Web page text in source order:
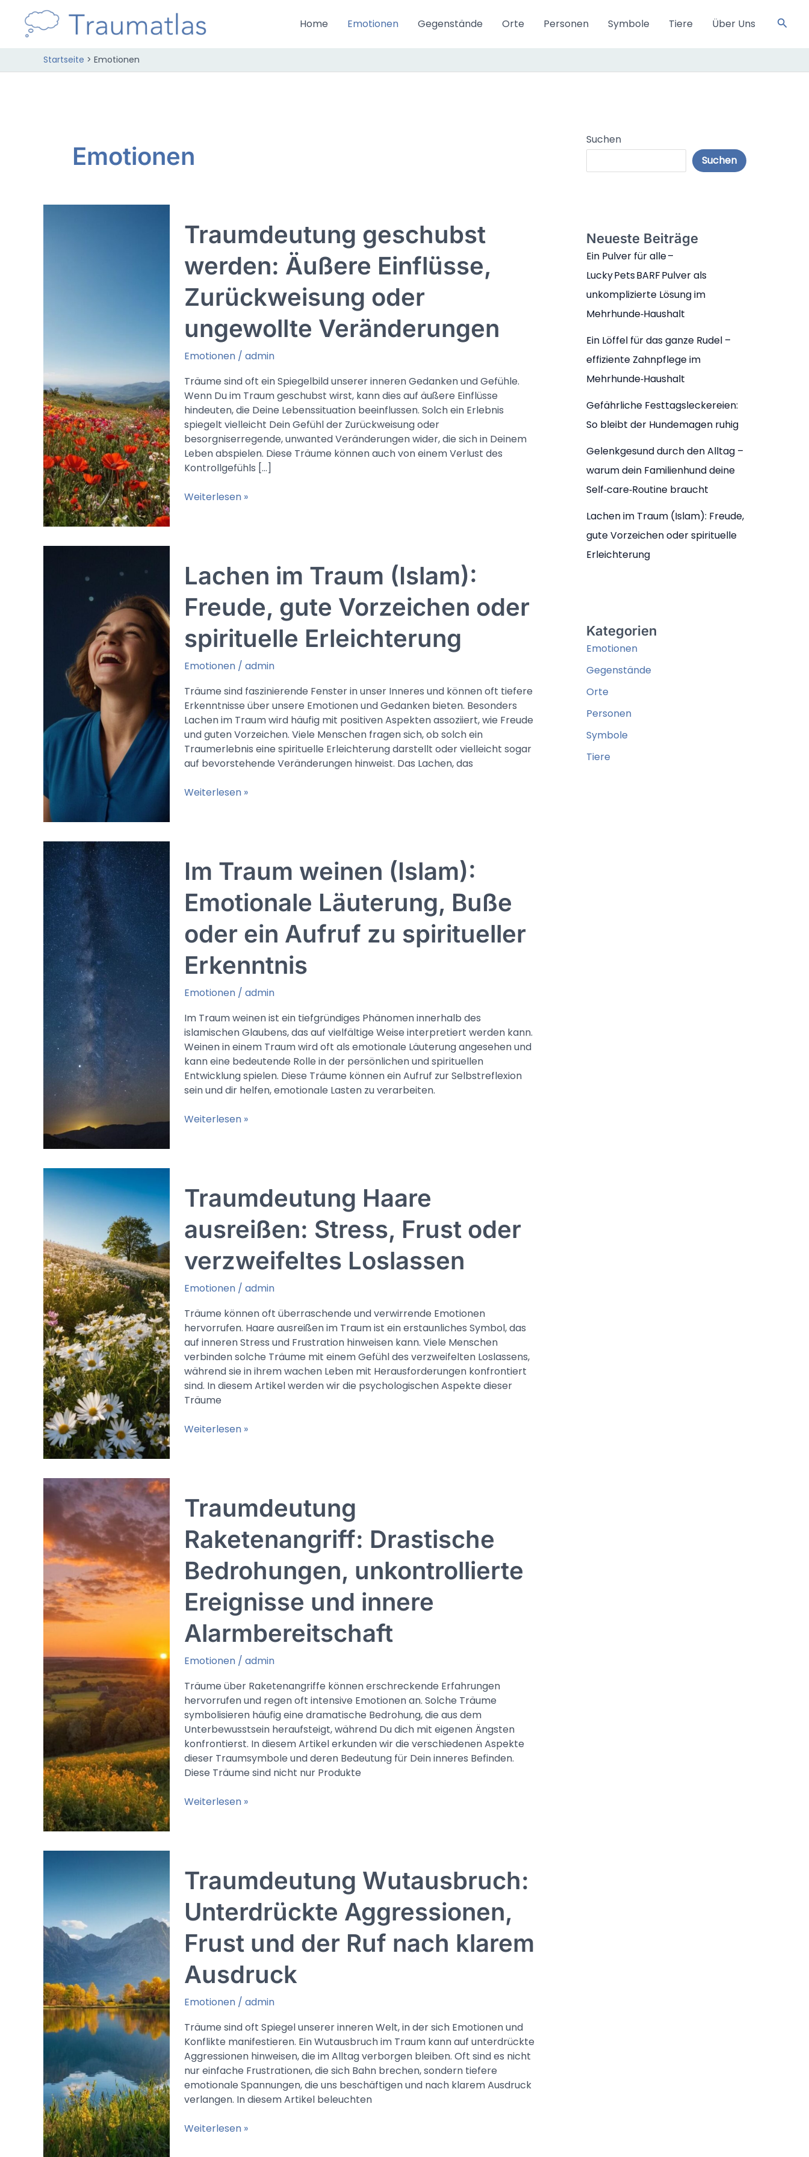
Inhalt
springen
Home Emotionen Gegenstände Orte Personen Symbole Tiere Über Uns
Startseite Emotionen
Emotionen
Traumdeutung geschubst
werden: Äußere Einflüsse,
Zurückweisung oder
ungewollte Veränderungen
Emotionen / admin
Träume sind oft ein Spiegelbild unserer inneren Gedanken und Gefühle.
Wenn Du im Traum geschubst wirst, kann dies auf äußere Einflüsse
hindeuten, die Deine Lebenssituation beeinflussen. Solch ein Erlebnis
spiegelt vielleicht Dein Gefühl der Zurückweisung oder
besorgniserregende, unwanted Veränderungen wider, die sich in Deinem
Leben abspielen. Diese Träume können auch von einem Verlust des
Kontrollgefühls […]
Traumdeutung
Zurückweisung
oder
ungewollte
Veränderungen
Weiterlesen »
Lachen im Traum (Islam):
Freude, gute Vorzeichen oder
spirituelle Erleichterung
Emotionen / admin
Träume sind faszinierende Fenster in unser Inneres und können oft tiefere
Erkenntnisse über unsere Emotionen und Gedanken bieten. Besonders
Lachen im Traum wird häufig mit positiven Aspekten assoziiert, wie Freude
und guten Vorzeichen. Viele Menschen fragen sich, ob solch ein
Traumerlebnis eine spirituelle Erleichterung darstellt oder vielleicht sogar
auf bevorstehende Veränderungen hinweist. Das Lachen, das
Lachen
gute
Vorzeichen
oder
spirituelle
Erleichterung
Weiterlesen »
Im Traum weinen (Islam):
Emotionale Läuterung, Buße
oder ein Aufruf zu spiritueller
Erkenntnis
Emotionen / admin
Im Traum weinen ist ein tiefgründiges Phänomen innerhalb des
islamischen Glaubens, das auf vielfältige Weise interpretiert werden kann.
Weinen in einem Traum wird oft als emotionale Läuterung angesehen und
kann eine bedeutende Rolle in der persönlichen und spirituellen
Entwicklung spielen. Diese Träume können ein Aufruf zur Selbstreflexion
sein und dir helfen, emotionale Lasten zu verarbeiten.
Im
Läuterung,
Buße
ein
zu
Erkenntnis
Weiterlesen »
Traumdeutung Haare
ausreißen: Stress, Frust oder
verzweifeltes Loslassen
Emotionen / admin
Träume können oft überraschende und verwirrende Emotionen
hervorrufen. Haare ausreißen im Traum ist ein erstaunliches Symbol, das
auf inneren Stress und Frustration hinweisen kann. Viele Menschen
verbinden solche Träume mit einem Gefühl des verzweifelten Loslassens,
während sie in ihrem wachen Leben mit Herausforderungen konfrontiert
sind. In diesem Artikel werden wir die psychologischen Aspekte dieser
Träume
Traumdeutung
oder
verzweifeltes
Loslassen
Weiterlesen »
Traumdeutung
Raketenangriff: Drastische
Bedrohungen, unkontrollierte
Ereignisse und innere
Alarmbereitschaft
Emotionen / admin
Träume über Raketenangriffe können erschreckende Erfahrungen
hervorrufen und regen oft intensive Emotionen an. Solche Träume
symbolisieren häufig eine dramatische Bedrohung, die aus dem
Unterbewusstsein heraufsteigt, während Du dich mit eigenen Ängsten
konfrontierst. In diesem Artikel erkunden wir die verschiedenen Aspekte
dieser Traumsymbole und deren Bedeutung für Dein inneres Befinden.
Diese Träume sind nicht nur Produkte
Traumdeutung
Ereignisse
und
innere
Alarmbereitschaft
Weiterlesen »
Traumdeutung Wutausbruch:
Unterdrückte Aggressionen,
Frust und der Ruf nach klarem
Ausdruck
Emotionen / admin
Träume sind oft Spiegel unserer inneren Welt, in der sich Emotionen und
Konflikte manifestieren. Ein Wutausbruch im Traum kann auf unterdrückte
Aggressionen hinweisen, die im Alltag verborgen bleiben. Oft sind es nicht
nur einfache Frustrationen, die sich Bahn brechen, sondern tiefere
emotionale Spannungen, die uns beschäftigen und nach klarem Ausdruck
verlangen. In diesem Artikel beleuchten
Traumdeutung
Weiterlesen »
Suchen
Suchen
Neueste Beiträge
Ein Pulver für alle –
Lucky Pets BARF Pulver als
unkomplizierte Lösung im
Mehrhunde‑Haushalt
Ein Löffel für das ganze Rudel –
effiziente Zahnpflege im
Mehrhunde‑Haushalt
Gefährliche Festtagsleckereien:
So bleibt der Hundemagen ruhig
Gelenkgesund durch den Alltag –
warum dein Familienhund deine
Self‑care‑Routine braucht
Lachen im Traum (Islam): Freude,
gute Vorzeichen oder spirituelle
Erleichterung
Kategorien
Emotionen
Gegenstände
Orte
Personen
Symbole
Tiere